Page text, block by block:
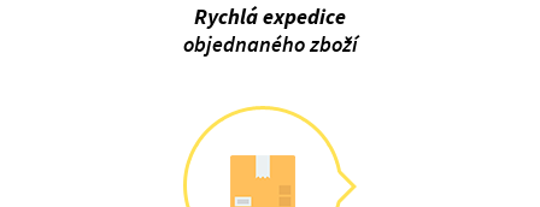
Rychlá expedice
objednaného zboží